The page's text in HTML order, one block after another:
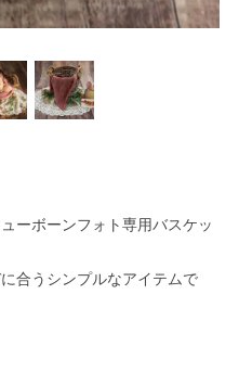
ーボーンフォト専用バスケッ
合うシンプルなアイテムで